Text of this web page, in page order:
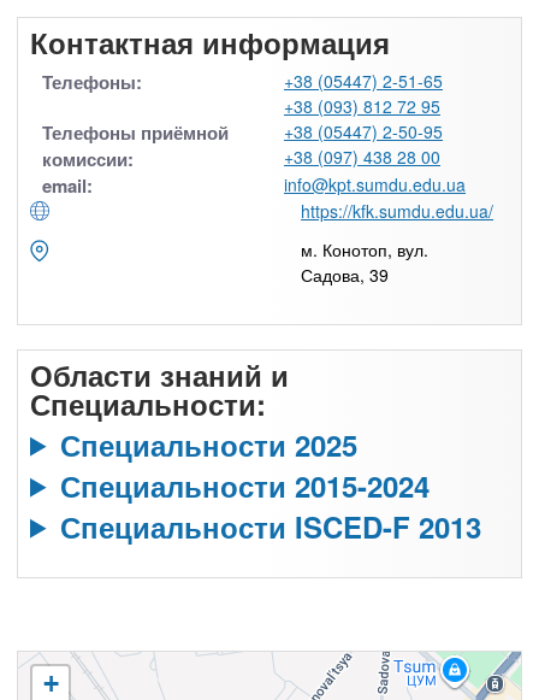
Контактная информация
Телефоны:
+38 (05447) 2-51-65
+38 (093) 812 72 95
Телефоны приёмной
комиссии:
+38 (05447) 2-50-95
+38 (097) 438 28 00
email:
info@kpt.sumdu.edu.ua
https://kfk.sumdu.edu.ua/
м. Конотоп, вул.
Садова, 39
Области знаний и
Специальности:
Специальности 2025
Специальности 2015-2024
Специальности ISCED-F 2013
+